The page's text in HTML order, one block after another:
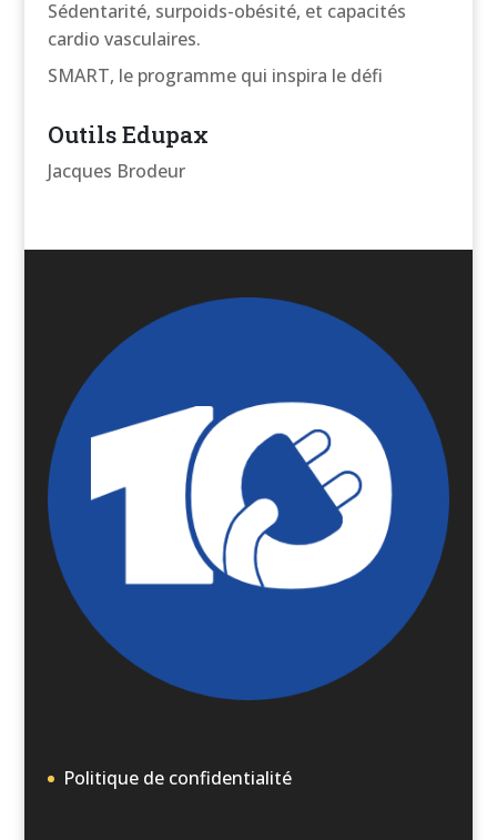
Sédentarité, surpoids-obésité, et capacités
cardio vasculaires.
SMART, le programme qui inspira le défi
Outils Edupax
Jacques Brodeur
Politique de confidentialité